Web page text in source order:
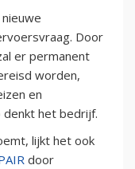
Door
er permanent
worden,
en
het bedrijf.
lijkt het ook
door